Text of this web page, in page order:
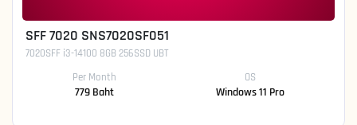
SFF 7020 SNS7020SF051
7020SFF i3-14100 8GB 256SSD UBT
Per Month
779 Baht
OS
Windows 11 Pro